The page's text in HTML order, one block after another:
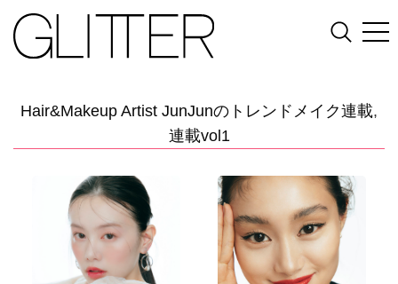
Hair&Makeup Artist JunJunのトレンドメイク連載,
連載vol1